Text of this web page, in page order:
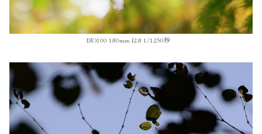
ISO100 180mm f2.8 1/1250秒